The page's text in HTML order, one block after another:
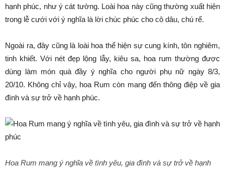
hạnh phúc, như ý cát tường. Loài hoa này cũng thường xuất hiện
trong lễ cưới với ý nghĩa là lời chúc phúc cho cô dâu, chú rể.
Ngoài ra, đây cũng là loài hoa thể hiện sự cung kính, tôn nghiêm,
tinh khiết. Với nét đẹp lộng lẫy, kiêu sa, hoa rum thường được
dùng làm món quà đầy ý nghĩa cho người phụ nữ ngày 8/3,
20/10. Không chỉ vậy, hoa Rum còn mang đến thông điệp về gia
đình và sự trở về hạnh phúc.
Hoa Rum mang ý nghĩa về tình yêu, gia đình và sự trở về hạnh